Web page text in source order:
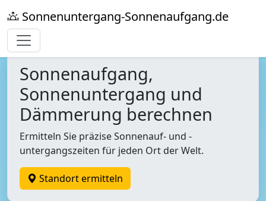
Sonnenuntergang-Sonnenaufgang.de
Sonnenaufgang,
Sonnenuntergang und
Dämmerung berechnen
Ermitteln Sie präzise Sonnenauf- und -
untergangszeiten für jeden Ort der Welt.
Standort ermitteln